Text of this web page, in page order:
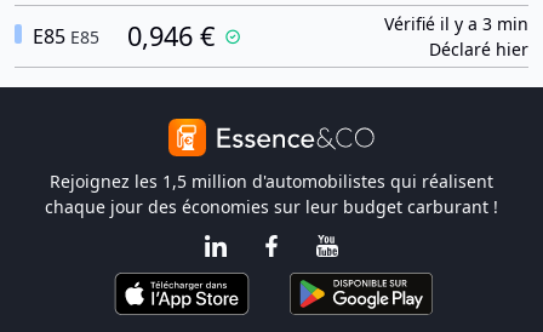
E85 E85 0,946 €
Vérifié il y a 3 min
Déclaré hier
Rejoignez les 1,5 million d'automobilistes qui réalisent
chaque jour des économies sur leur budget carburant !